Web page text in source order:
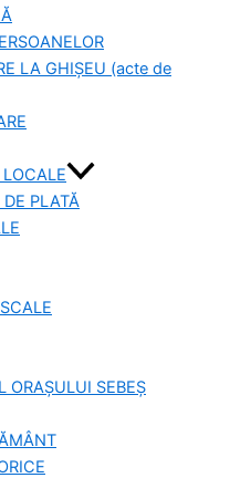
LA GHIȘEU (acte de
PLATĂ
ORAȘULUI SEBEȘ